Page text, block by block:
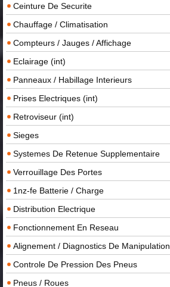
Ceinture De Securite
Chauffage / Climatisation
Compteurs / Jauges / Affichage
Eclairage (int)
Panneaux / Habillage Interieurs
Prises Electriques (int)
Retroviseur (int)
Sieges
Systemes De Retenue Supplementaire
Verrouillage Des Portes
1nz-fe Batterie / Charge
Distribution Electrique
Fonctionnement En Reseau
Alignement / Diagnostics De Manipulation
Controle De Pression Des Pneus
Pneus / Roues